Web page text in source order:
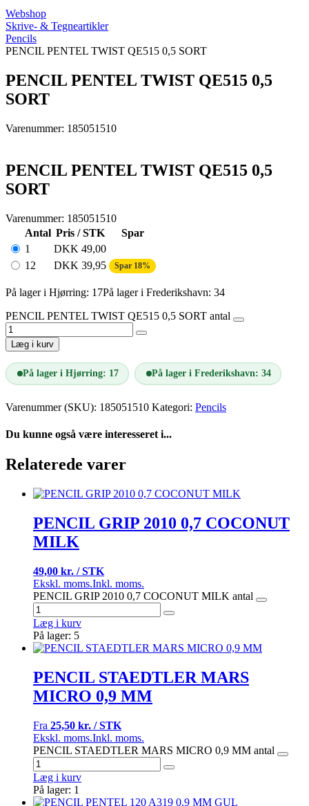
Webshop
Skrive- & Tegneartikler
Pencils
PENCIL PENTEL TWIST QE515 0,5 SORT
PENCIL PENTEL TWIST QE515 0,5
SORT
Varenummer: 185051510
PENCIL PENTEL TWIST QE515 0,5
SORT
Varenummer: 185051510
Antal Pris / STK
Spar
1
DKK 49,00
12
DKK 39,95 Spar 18%
På lager i Hjørring: 17På lager i Frederikshavn: 34
PENCIL PENTEL TWIST QE515 0,5 SORT antal
Læg i kurv
På lager i Hjørring: 17 På lager i Frederikshavn: 34
Varenummer (SKU): 185051510 Kategori: Pencils
Du kunne også være interesseret i...
Relaterede varer
PENCIL GRIP 2010 0,7 COCONUT
MILK
49,00 kr. / STK
Ekskl. moms.Inkl. moms.
PENCIL GRIP 2010 0,7 COCONUT MILK antal
Læg i kurv
På lager: 5
PENCIL STAEDTLER MARS
MICRO 0,9 MM
Fra 25,50 kr. / STK
Ekskl. moms.Inkl. moms.
PENCIL STAEDTLER MARS MICRO 0,9 MM antal
Læg i kurv
På lager: 1